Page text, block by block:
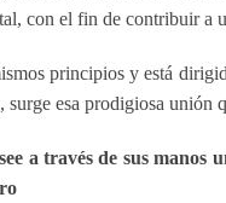
con el fin de contribuir a
principios y está
esa prodigiosa unión
a través de sus